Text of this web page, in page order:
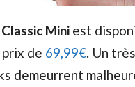
Miniest
de 69,99€. Un
demeurrent